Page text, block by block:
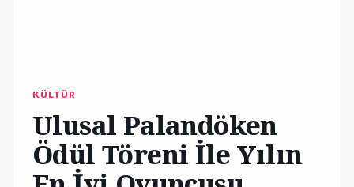
KÜLTÜR
Ulusal Palandöken
Ödül Töreni İle Yılın